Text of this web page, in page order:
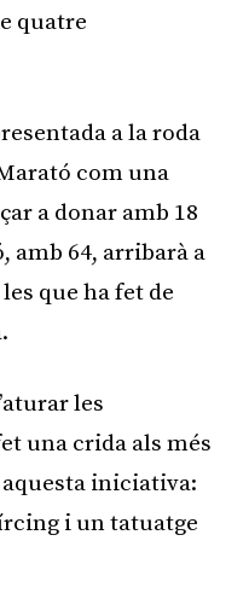
quatre
a la roda
com una
a donar amb 18
amb 64, arribarà a
que ha fet de
les
una crida als més
iniciativa:
i un tatuatge